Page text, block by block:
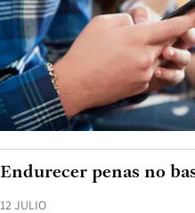
12 JULIO
Endurecer penas no